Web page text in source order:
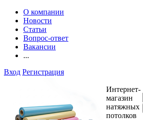
О компании
Новости
Статьи
Вопрос-ответ
Вакансии
...
Вход Регистрация
Интернет-
магазин
натяжных
потолков